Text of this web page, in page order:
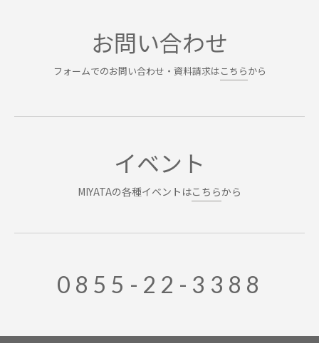
お問い合わせ
フォームでのお問い合わせ・資料請求はこちらから
イベント
MIYATAの各種イベントはこちらから
0855-22-3388